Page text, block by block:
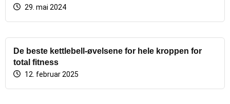
29. mai 2024
De beste kettlebell-øvelsene for hele kroppen for
total fitness
12. februar 2025